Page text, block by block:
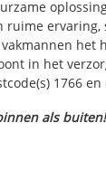
ruime ervaring,
het
in het
1766 en
als buiten!